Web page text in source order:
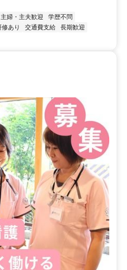
主婦・主夫歓迎
学歴不問
修あり 交通費支給
長期歓迎